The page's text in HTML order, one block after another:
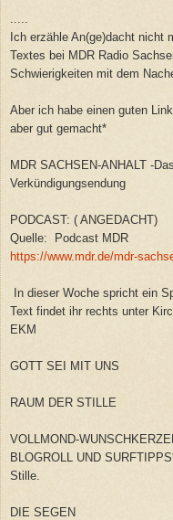
.....
Ich erzähle An(ge)dacht nicht
Textes bei MDR Radio
Schwierigkeiten mit dem
Aber ich habe einen guten
aber gut gemacht*
MDR SACHSEN-ANHALT -
Verkündigungsendung
PODCAST: ( ANGEDACHT)
Quelle: Podcast MDR
https://www.mdr.de/mdr-
In dieser Woche spricht ein
Text findet ihr rechts unter
EKM
GOTT SEI MIT UNS
RAUM DER STILLE
VOLLMOND-
BLOGROLL UND
Stille.
DIE SEGEN